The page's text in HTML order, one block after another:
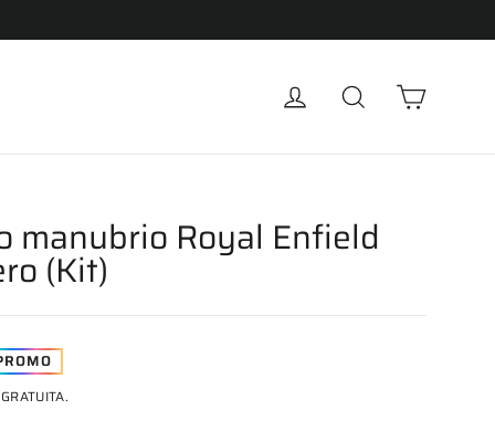
Accedi Cerca
manubrio Royal Enfield
(Kit)
GRATUITA.